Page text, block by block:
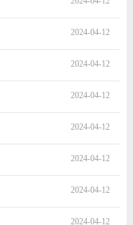
2024-04-12
2024-04-12
2024-04-12
2024-04-12
2024-04-12
2024-04-12
2024-04-12